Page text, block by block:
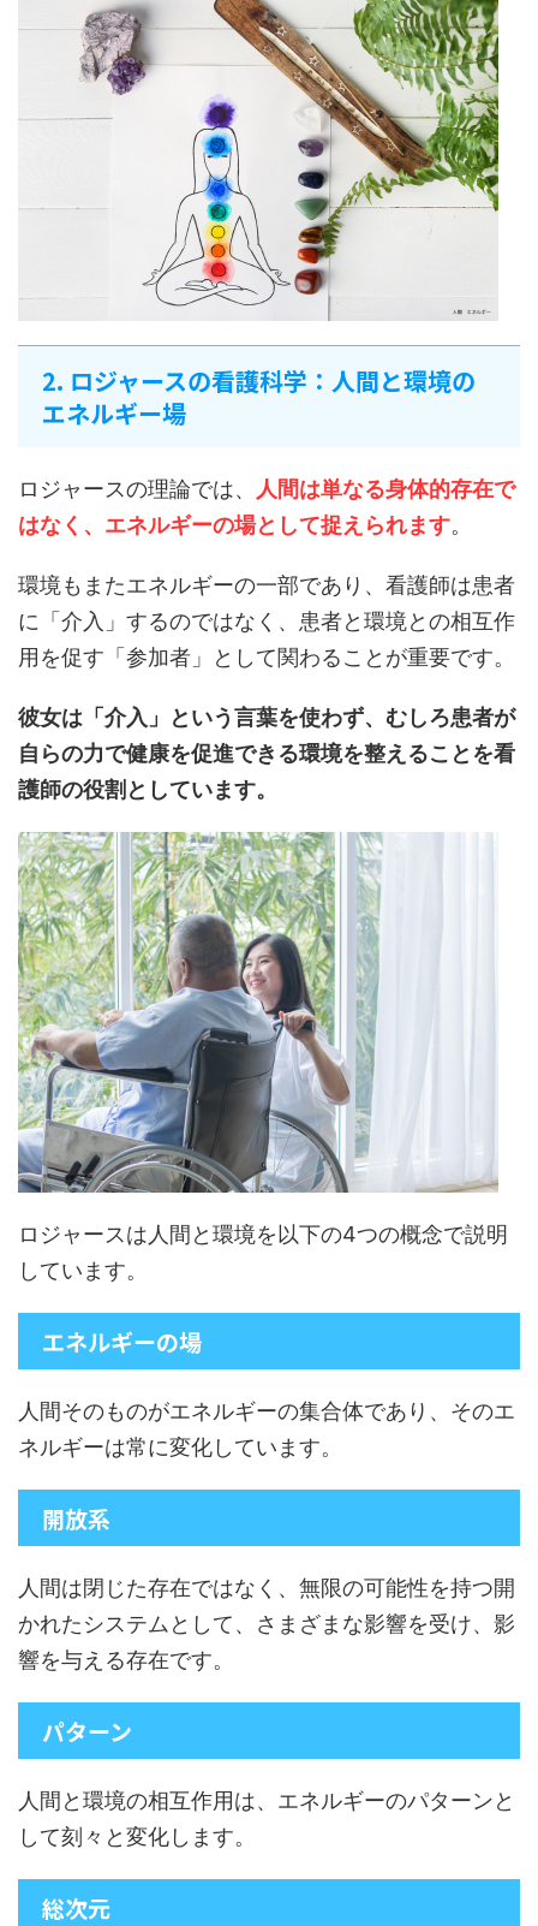
2. ロジャースの看護科学：人間と環境の
エネルギー場
ロジャースの理論では、
人間は単なる身体的存在で
はなく、エネルギーの場として捉えられます。
環境もまたエネルギーの一部であり、看護師は患者
に「介入」するのではなく、患者と環境との相互作
用を促す「参加者」として関わることが重要です。
彼女は「介入」という言葉を使わず、むしろ患者が
自らの力で健康を促進できる環境を整えることを看
護師の役割としています。
ロジャースは人間と環境を以下の4つの概念で説明
しています。
エネルギーの場
人間そのものがエネルギーの集合体であり、そのエ
ネルギーは常に変化しています。
開放系
人間は閉じた存在ではなく、無限の可能性を持つ開
かれたシステムとして、さまざまな影響を受け、影
響を与える存在です。
パターン
人間と環境の相互作用は、エネルギーのパターンと
して刻々と変化します。
総次元